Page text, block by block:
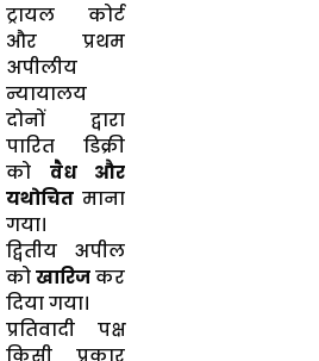
ट्रायल कोर्ट
और प्रथम
अपीलीय
न्यायालय
दोनों द्वारा
पारित डिक्री
को वैध और
यथोचित माना
गया।
द्वितीय अपील
कोखारिजकर
दिया गया।
प्रतिवादी पक्ष
किसी प्रकार